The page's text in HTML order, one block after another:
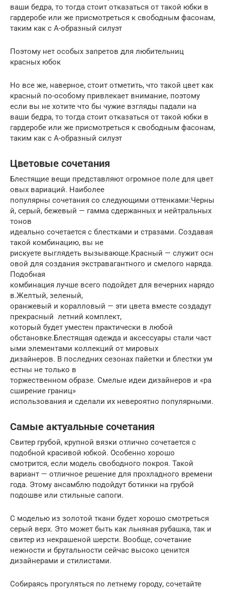
ваши бедра, то тогда стоит отказаться от такой юбки в
гардеробе или же присмотреться к свободным фасонам,
таким как с А-образный силуэт
Поэтому нет особых запретов для любительниц
красных юбок
Но все же, наверное, стоит отметить, что такой цвет как
красный по-особому привлекает внимание, поэтому
если вы не хотите что бы чужие взгляды падали на
ваши бедра, то тогда стоит отказаться от такой юбки в
гардеробе или же присмотреться к свободным фасонам,
таким как с А-образный силуэт
Цветовые сочетания
Блестящие вещи представляют огромное поле для цвет
овых вариаций. Наиболее
популярны сочетания со следующими оттенками:Черны
й, серый, бежевый — гамма сдержанных и нейтральных
тонов
идеально сочетается с блестками и стразами. Создавая
такой комбинацию, вы не
рискуете выглядеть вызывающе.Красный — служит осн
овой для создания экстравагантного и смелого наряда.
Подобная
комбинация лучше всего подойдет для вечерних нарядо
в.Желтый, зеленый,
оранжевый и коралловый — эти цвета вместе создадут
прекрасный летний комплект,
который будет уместен практически в любой
обстановке.Блестящая одежда и аксессуары стали част
ыми элементами коллекций от мировых
дизайнеров. В последних сезонах пайетки и блестки ум
естны не только в
торжественном образе. Смелые идеи дизайнеров и «ра
сширение границ»
использования и сделали их невероятно популярными.
Самые актуальные сочетания
Свитер грубой, крупной вязки отлично сочетается с
подобной красивой юбкой. Особенно хорошо
смотрится, если модель свободного покроя. Такой
вариант — отличное решение для прохладного времени
года. Этому ансамблю подойдут ботинки на грубой
подошве или стильные сапоги.
С моделью из золотой ткани будет хорошо смотреться
серый верх. Это может быть как льняная рубашка, так и
свитер из некрашеной шерсти. Вообще, сочетание
нежности и брутальности сейчас высоко ценится
дизайнерами и стилистами.
Собираясь прогуляться по летнему городу, сочетайте